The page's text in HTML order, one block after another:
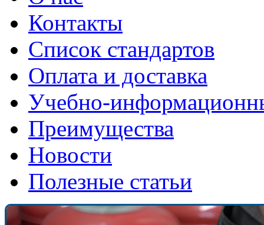
Контакты
Список стандартов
Оплата и доставка
Учебно-
Преимущества
Новости
Полезные статьи